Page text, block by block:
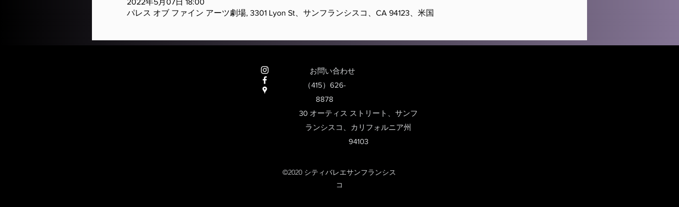
2022年5月07日 18:00
パレス オブ ファイン アーツ劇場, 3301 Lyon St、サンフランシスコ、CA 94123、米国
お問い合わせ
（415）626-
8878
30 オーティス ストリート、サンフ
ランシスコ、カリフォルニア州
94103
©2020 シティバレエサンフランシス
コ